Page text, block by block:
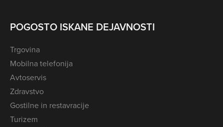
POGOSTO ISKANE DEJAVNOSTI
Trgovina
Mobilna telefonija
Avtoservis
Zdravstvo
Gostilne in restavracije
Turizem